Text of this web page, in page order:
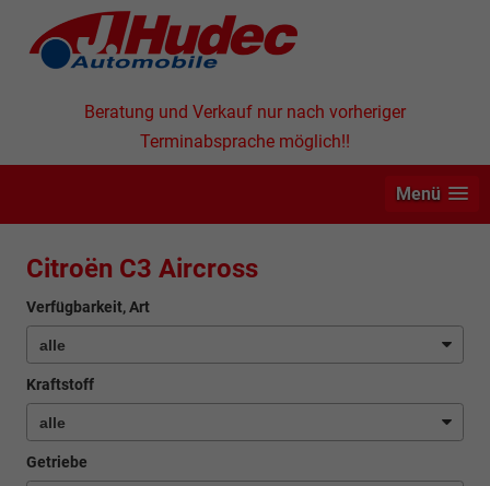
Beratung und Verkauf nur nach vorheriger
Terminabsprache möglich!!
Menü
Citroën C3 Aircross
Verfügbarkeit, Art
Kraftstoff
Getriebe